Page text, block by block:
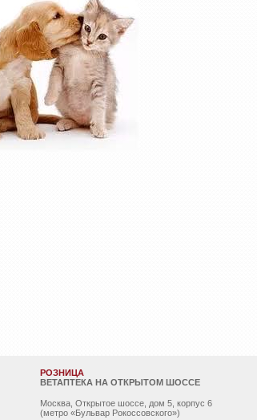
РОЗНИЦА
ВЕТАПТЕКА НА ОТКРЫТОМ ШОССЕ
Москва, Открытое шоссе, дом 5, корпус 6
(метро «Бульвар Рокоссовского»)